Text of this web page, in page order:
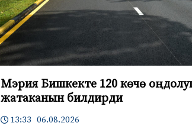
Мэрия Бишкекте 120 көчө
жатаканын билдирди
13:33 06.08.2026